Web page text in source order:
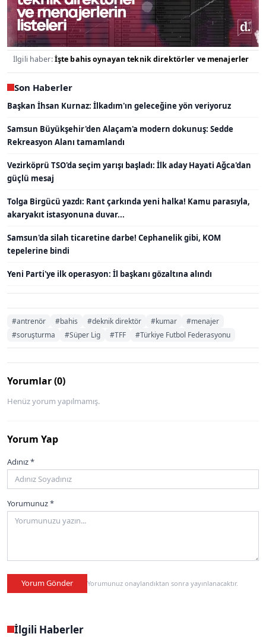
İlgili haber:İşte bahis oynayan teknik direktörler ve menajerler
Son Haberler
Başkan İhsan Kurnaz: İlkadım'ın geleceğine yön veriyoruz
Samsun Büyükşehir'den Alaçam'a modern dokunuş: Sedde
Rekreasyon Alanı tamamlandı
Vezirköprü TSO'da seçim yarışı başladı: İlk aday Hayati Ağca'dan
güçlü mesaj
Tolga Birgücü yazdı: Rant çarkında yeni halka! Kamu parasıyla,
akaryakıt istasyonuna duvar...
Samsun'da silah ticaretine darbe! Cephanelik gibi, KOM
tepelerine bindi
Yeni Parti'ye ilk operasyon: İl başkanı gözaltına alındı
#antrenör #bahis #deknik direktör #kumar
#menajer
#soruşturma
#Süper Lig #TFF #Türkiye Futbol Federasyonu
Yorumlar (0)
Henüz yorum yapılmamış.
Yorum Yap
Adınız *
Yorumunuz *
Yorum Gönder Yorumunuz onaylandıktan sonra yayınlanacaktır.
İlgili Haberler